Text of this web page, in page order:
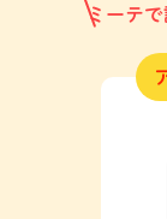
ミーテ